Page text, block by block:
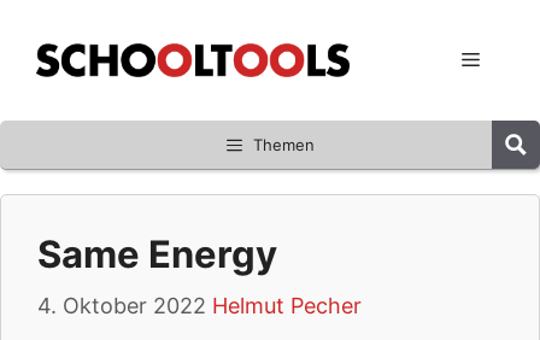
Inhalt
springen
Menü
Themen
Same Energy
4. Oktober 2022 Helmut Pecher